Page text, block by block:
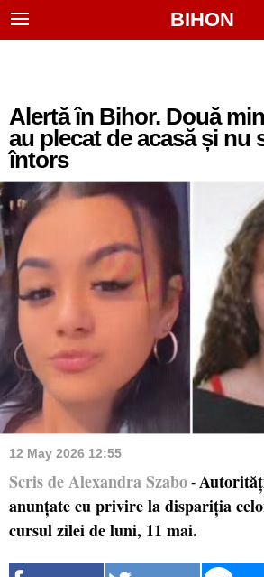
BIHON
Alertă în Bihor. Două
au plecat de acasă și nu
întors
12 May 2026 12:55
Scris de Alexandra Szabo -
anunțate cu privire la dispariția
cursul zilei de luni, 11 mai.